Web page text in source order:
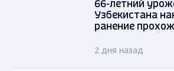
66-летний
Узбекистана
ранение
2 дня назад